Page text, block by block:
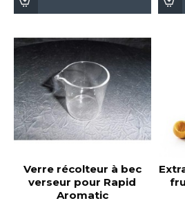
Verre récolteur à bec
verseur pour Rapid
Aromatic